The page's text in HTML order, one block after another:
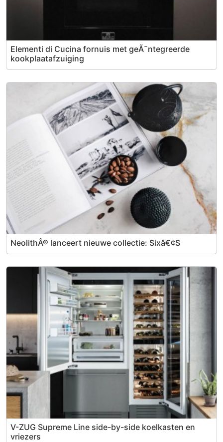
Elementi di Cucina fornuis met geÃ¯ntegreerde
kookplaatafzuiging
NeolithÂ® lanceert nieuwe collectie: Sixâ€¢S
V-ZUG Supreme Line side-by-side koelkasten en
vriezers